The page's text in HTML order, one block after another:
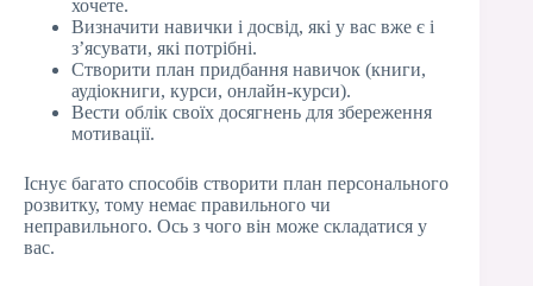
хочете.
Визначити навички і досвід, які у вас вже є і
з’ясувати, які потрібні.
Створити план придбання навичок (книги,
аудіокниги, курси, онлайн-курси).
Вести облік своїх досягнень для збереження
мотивації.
Існує багато способів створити план персонального
розвитку, тому немає правильного чи
неправильного. Ось з чого він може складатися у
вас.